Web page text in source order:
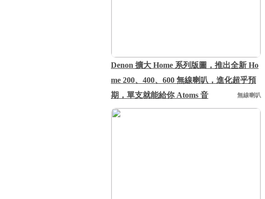
Denon 擴大 Home 系列版圖，推出全新 Ho
me 200、400、600 無線喇叭，進化超乎預
期，單支就能給你 Atoms 音
無線喇叭